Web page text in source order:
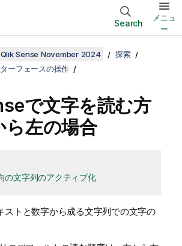
Search
メニュ
ー
Sense November 2024
探索
ーフェースの操作
で文字を読む方
ら左の場合
の文字列のアクティブ化
ストと数字から成る文字列での文字の